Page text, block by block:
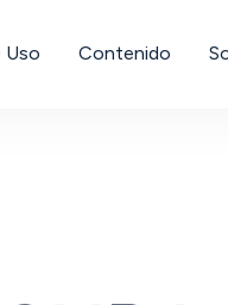
Uso Contenido